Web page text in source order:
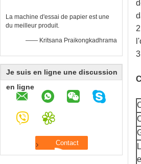
La machine d'essai de papier est une
du meilleur produit.
—— Kritsana Praikongkadhrama
Je suis en ligne une discussion
en ligne